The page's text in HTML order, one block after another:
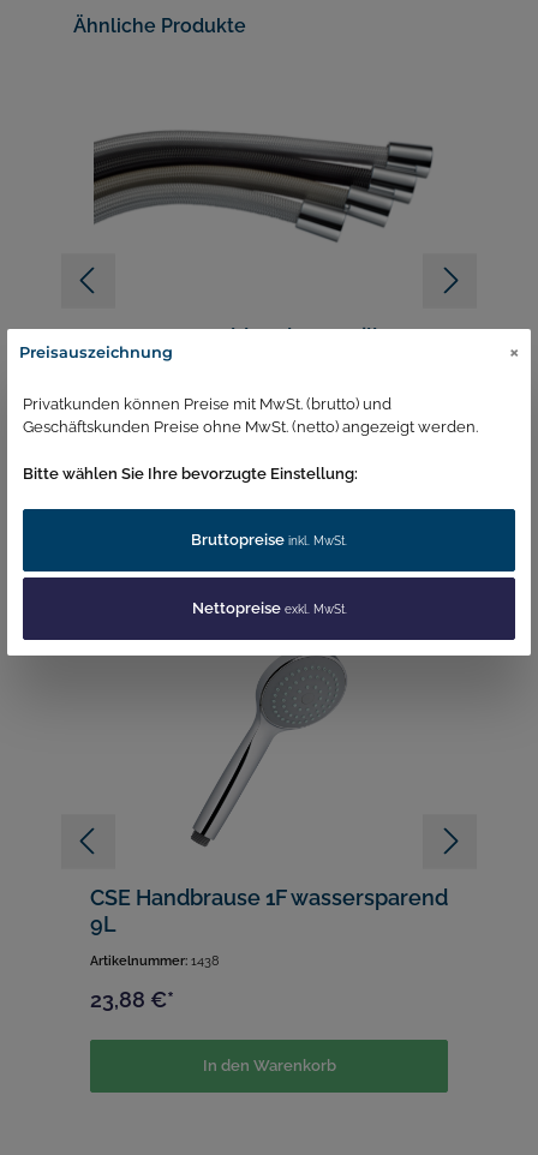
Ähnliche Produkte
CSE Brauseschlauch Eco Silber
1,50m
Artikelnummer:1446
17,88 €*
CSE Handbrause 1F wassersparend
9L
Artikelnummer: 1438
23,88 €*
In den Warenkorb
Preisauszeichnung ×
Privatkunden können Preise mit MwSt. (brutto) und
Geschäftskunden Preise ohne MwSt. (netto) angezeigt werden.
Bitte wählen Sie Ihre bevorzugte Einstellung:
Bruttopreise inkl. MwSt.
Nettopreise exkl. MwSt.